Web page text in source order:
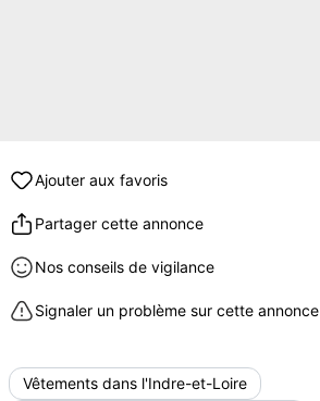
Ajouter aux favoris
Partager cette annonce
Nos conseils de vigilance
Signaler un problème sur cette annonce
Vêtements dans l'Indre-et-Loire